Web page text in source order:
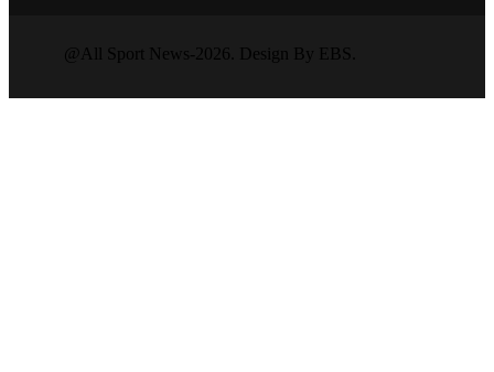
@All Sport News-2026. Design By EBS.